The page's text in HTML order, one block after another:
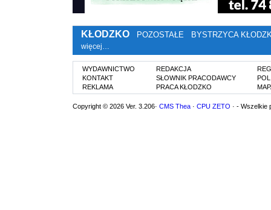
KŁODZKO POZOSTAŁE BYSTRZYCA
więcej…
WYDAWNICTWO
KONTAKT
REKLAMA
REDAKCJA
SŁOWNIK PRACODAWCY
PRACA KŁODZKO
Copyright © 2026 Ver. 3.206· CMS Thea · CPU ZETO · - Wszelkie